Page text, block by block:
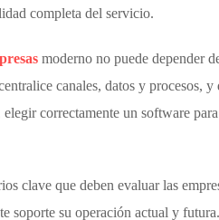
completa del servicio.
moderno no puede depender
canales, datos y procesos,
correctamente un software
clave que deben evaluar las
soporte su operación actual y futura.